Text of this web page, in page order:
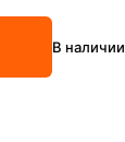
В наличии